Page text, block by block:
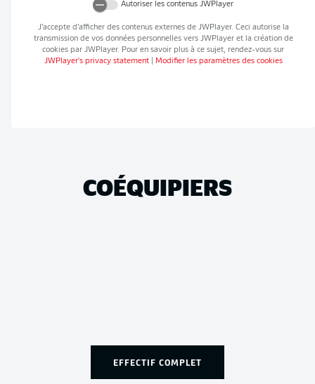
Autoriser les contenus JWPlayer
J’accepte d’afficher des contenus externes de JWPlayer. Ceci autorise la
transmission de vos données personnelles vers JWPlayeret la création de
cookies par JWPlayer. Pour en savoir plus à ce sujet, rendez-vous sur
JWPlayer's privacy statement| Modifier les paramètres des cookies
COÉQUIPIERS
EFFECTIF COMPLET